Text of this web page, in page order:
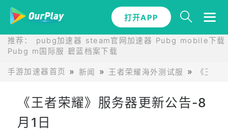
打开APP
推荐： pubg加速器 steam官网加速器 Pubg mobile下载
Pubg m国际服 碧蓝档案下载
手游加速器首页 新闻 王者荣耀海外测试服 《王者
《王者荣耀》服务器更新公告-8
月1日